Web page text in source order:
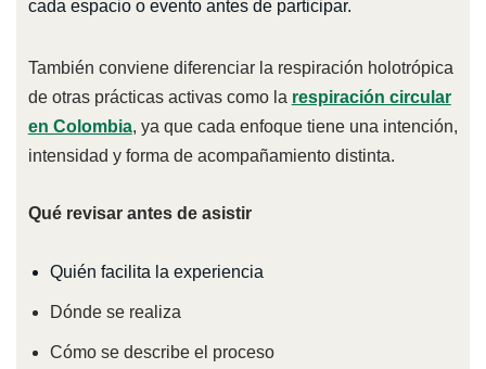
cada espacio o evento antes de participar.
También conviene diferenciar la respiración holotrópica
de otras prácticas activas como la respiración circular
en Colombia, ya que cada enfoque tiene una intención,
intensidad y forma de acompañamiento distinta.
Qué revisar antes de asistir
Quién facilita la experiencia
Dónde se realiza
Cómo se describe el proceso